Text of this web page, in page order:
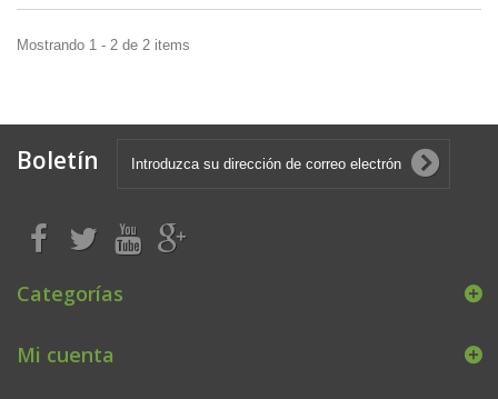
Mostrando 1 - 2 de 2 items
Boletín
Categorías
Mi cuenta